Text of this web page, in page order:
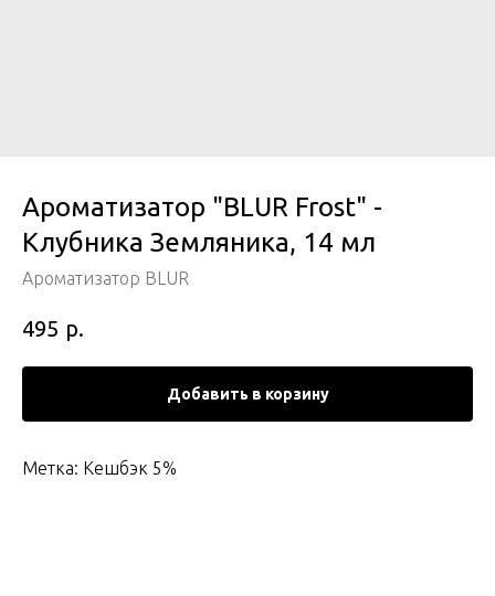
Ароматизатор "BLUR Frost" -
Клубника Земляника, 14 мл
Ароматизатор BLUR
495 р.
Добавить в корзину
Метка: Кешбэк 5%